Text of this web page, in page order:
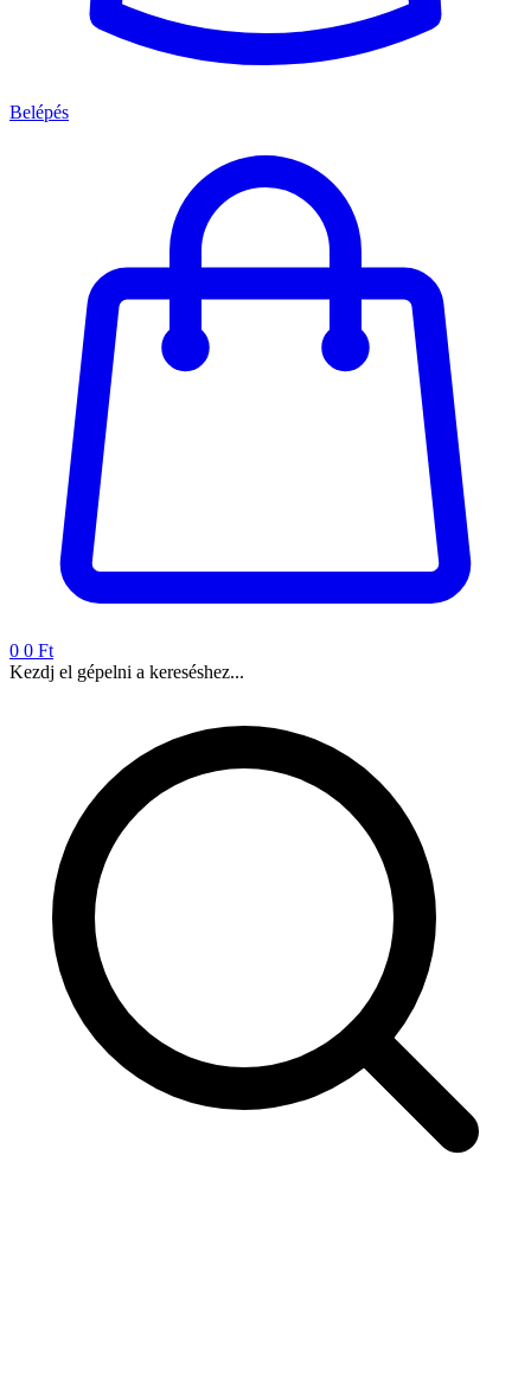
Belépés
0 0 Ft
Kezdj el gépelni a kereséshez...